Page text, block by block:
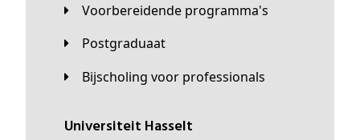
Voorbereidende programma's
Postgraduaat
Bijscholing voor professionals
universiteit Hasselt